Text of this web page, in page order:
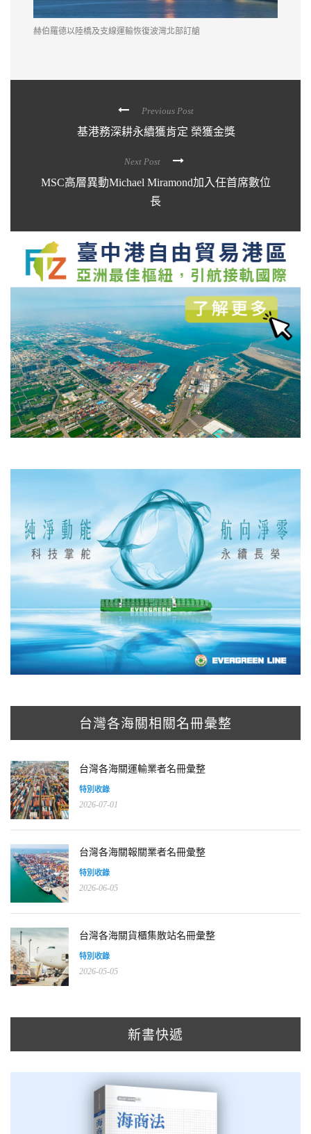
Previous Post
基港務深耕永續獲肯定 榮獲金獎
Next Post
MSC高層異動Michael Miramond加入任首席數位
長
赫伯羅德以陸橋及支線運輸恢復波灣北部訂艙
台灣各海關相關名冊彙整
台灣各海關運輸業者名冊彙整
特別收錄
2026-07-01
台灣各海關報關業者名冊彙整
特別收錄
2026-06-05
台灣各海關貨櫃集散站名冊彙整
特別收錄
2026-05-05
新書快遞